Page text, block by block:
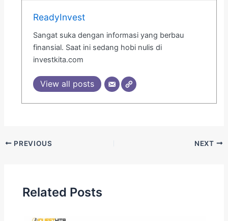
ReadyInvest
Sangat suka dengan informasi yang berbau
finansial. Saat ini sedang hobi nulis di
investkita.com
View all posts
PREVIOUS NEXT
Related Posts